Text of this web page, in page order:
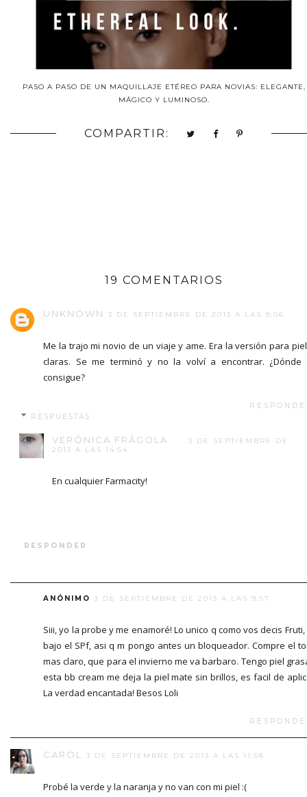
PASO A PASO DE UN MAQUILLAJE ETÉREO PARA NOVIAS: ELEGANTE,
MÁGICO Y LUMINOSO.
COMPARTIR:
19 COMENTARIOS
UNKNOWN 3 DE SEPTIEMBRE DE 2013 A LAS 9:06
Me la trajo mi novio de un viaje y ame. Era la versión para
claras. Se me terminó y no la volví a encontrar. ¿Dónde
consigue?
RESPUESTAS
VERÓNICA FRÁGOLA
3 DE SEPTIEMBRE DE
2013 A LAS 14:54
En cualquier Farmacity!
RESPONDER
ANÓNIMO 3 DE SEPTIEMBRE DE 2013 A LAS 9:57
Siii, yo la probe y me enamoré! Lo unico q como vos decis
bajo el SPf, asi q m pongo antes un bloqueador. Compre el
mas claro, que para el invierno me va barbaro. Tengo piel
esta bb cream me deja la piel mate sin brillos, es facil de
La verdad encantada! Besos Loli
CAROL 3 DE SEPTIEMBRE DE 2013 A LAS 11:58
Probé la verde y la naranja y no van con mi piel :(